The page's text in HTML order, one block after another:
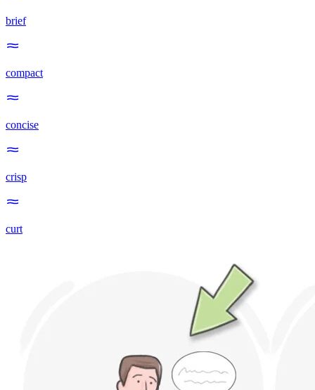
brief
compact
concise
crisp
curt